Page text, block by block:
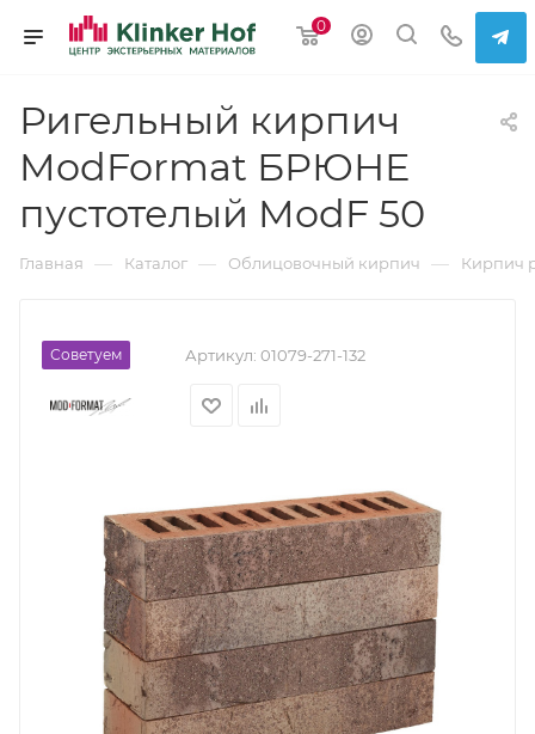
0
Ригельный кирпич
ModFormat БРЮНЕ
пустотелый ModF 50
Главная — Каталог — Облицовочный кирпич — Кирпич
Советуем Артикул: 01079-271-132